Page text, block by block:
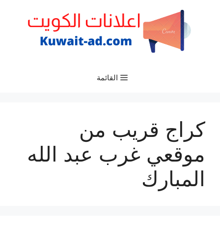
القائمة
كراج قريب من
موقعي غرب عبد الله
المبارك